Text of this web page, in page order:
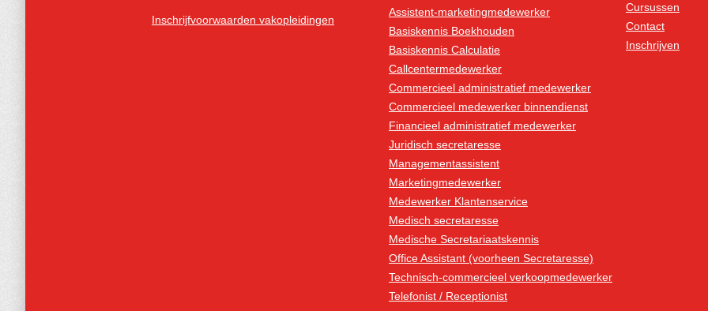
Inschrijfvoorwaarden vakopleidingen
Assistent-marketingmedewerker
Basiskennis Boekhouden
Basiskennis Calculatie
Callcentermedewerker
Commercieel administratief medewerker
Commercieel medewerker binnendienst
Financieel administratief medewerker
Juridisch secretaresse
Managementassistent
Marketingmedewerker
Medewerker Klantenservice
Medisch secretaresse
Medische Secretariaatskennis
Office Assistant (voorheen Secretaresse)
Technisch-commercieel verkoopmedewerker
Telefonist / Receptionist
Cursussen
Contact
Inschrijven